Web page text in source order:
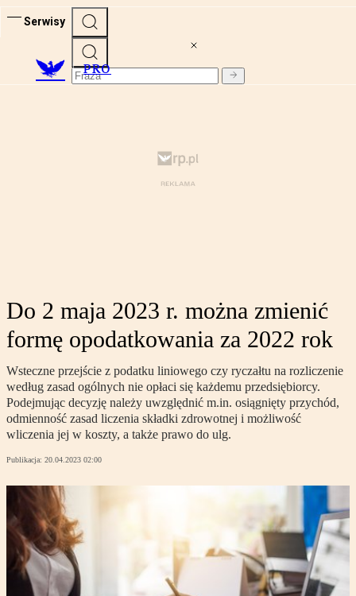
Serwisy
PRO
Do 2 maja 2023 r. można zmienić
formę opodatkowania za 2022 rok
Wsteczne przejście z podatku liniowego czy ryczałtu na rozliczenie
według zasad ogólnych nie opłaci się każdemu przedsiębiorcy.
Podejmując decyzję należy uwzględnić m.in. osiągnięty przychód,
odmienność zasad liczenia składki zdrowotnej i możliwość
wliczenia jej w koszty, a także prawo do ulg.
Publikacja: 20.04.2023 02:00